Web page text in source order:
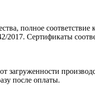
полное
Сертификаты
загруженности
после оплаты.